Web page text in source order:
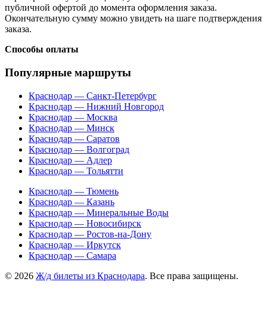
публичной офертой до момента оформления заказа.
Окончательную сумму можно увидеть на шаге подтверждения
заказа.
Способы оплаты
Популярные маршруты
Краснодар — Санкт-Петербург
Краснодар — Нижний Новгород
Краснодар — Москва
Краснодар — Минск
Краснодар — Саратов
Краснодар — Волгоград
Краснодар — Адлер
Краснодар — Тольятти
Краснодар — Тюмень
Краснодар — Казань
Краснодар — Минеральные Воды
Краснодар — Новосибирск
Краснодар — Ростов-на-Дону
Краснодар — Иркутск
Краснодар — Самара
© 2026 Ж/д билеты из Краснодара. Все права защищены.